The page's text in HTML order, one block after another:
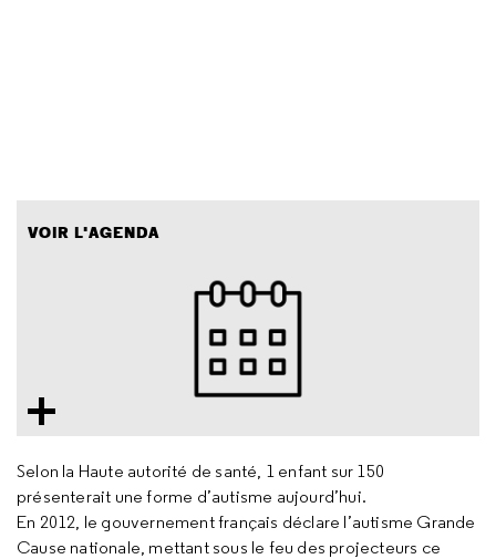
VOIR L'AGENDA
Selon la Haute autorité de santé, 1 enfant sur 150
présenterait une forme d’autisme aujourd’hui.
En 2012, le gouvernement français déclare l’autisme Grande
Cause nationale, mettant sous le feu des projecteurs ce